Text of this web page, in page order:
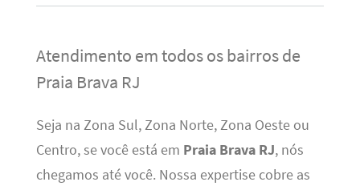
Atendimento em todos os bairros de
Praia Brava RJ
Seja na Zona Sul, Zona Norte, Zona Oeste ou
Centro, se você está em Praia Brava RJ, nós
chegamos até você. Nossa expertise cobre as